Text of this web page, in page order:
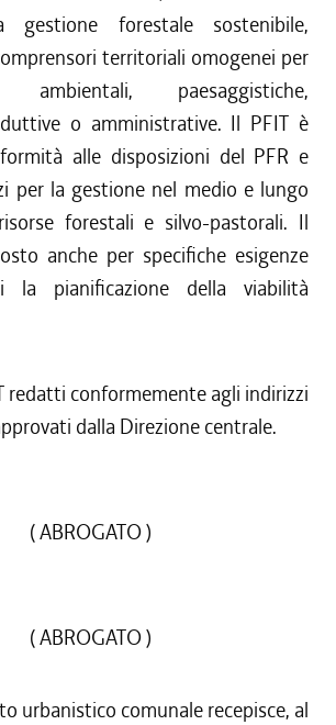
forestale sostenibile,
territoriali omogenei per
ambientali, paesaggistiche,
o amministrative. Il PFIT è
alle disposizioni del PFR e
per la gestione nel medio e lungo
forestali e silvo-pastorali. Il
anche per specifiche esigenze
la pianificazione della viabilità
redatti conformemente agli indirizzi
dalla Direzione centrale.
( ABROGATO )
( ABROGATO )
urbanistico comunale recepisce, al